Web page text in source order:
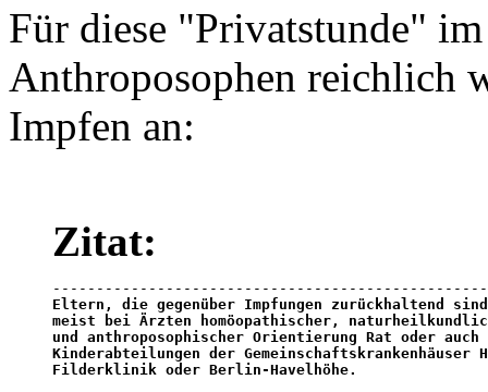
Für diese "Privatstunde"
Anthroposophen reichlich
Impfen an:
Zitat:
Eltern, die gegenüber Impfungen zurückhaltend
meist bei Ärzten homöopathischer,
und anthroposophischer Orientierung Rat oder
Kinderabteilungen der Gemeinschaftskrankenhäuser
Filderklinik oder Berlin-Havelhöhe.